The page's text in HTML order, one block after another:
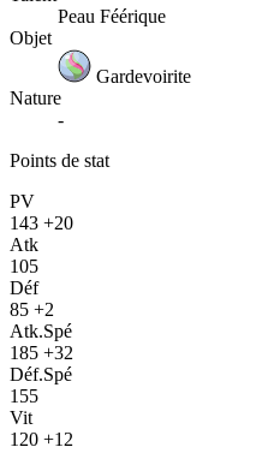
Peau Féérique
Objet
Gardevoirite
Nature
-
Points de stat
PV
143 +20
Atk
105
Déf
85 +2
Atk.Spé
185 +32
Déf.Spé
155
Vit
120 +12